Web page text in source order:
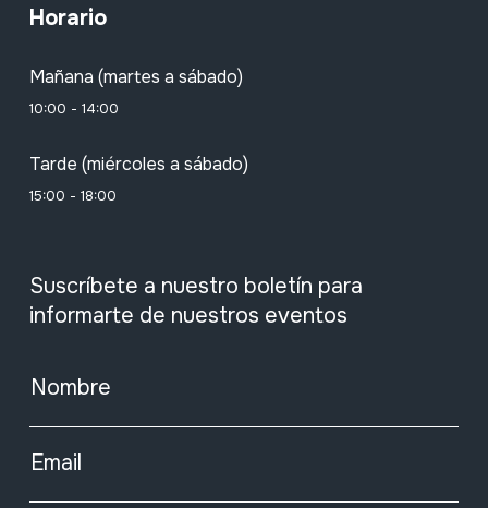
Horario
Mañana (martes a sábado)
10:00 - 14:00
Tarde (miércoles a sábado)
15:00 - 18:00
Suscríbete a nuestro boletín para
informarte de nuestros eventos
Nombre
Email